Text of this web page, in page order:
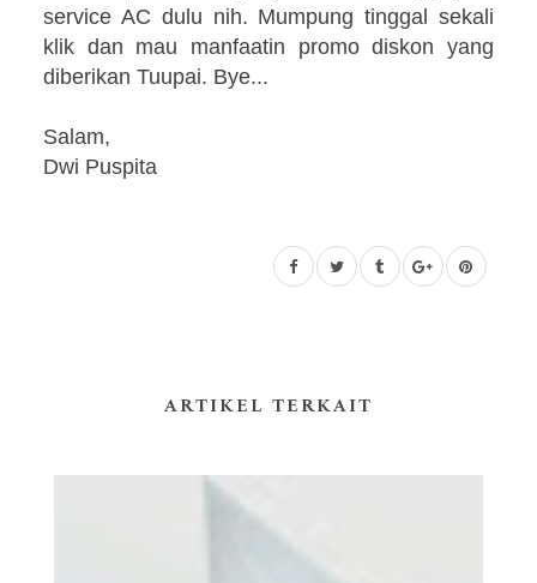
service AC dulu nih. Mumpung tinggal sekali
klik dan mau manfaatin promo diskon yang
diberikan Tuupai. Bye...
Salam,
Dwi Puspita
ARTIKEL TERKAIT